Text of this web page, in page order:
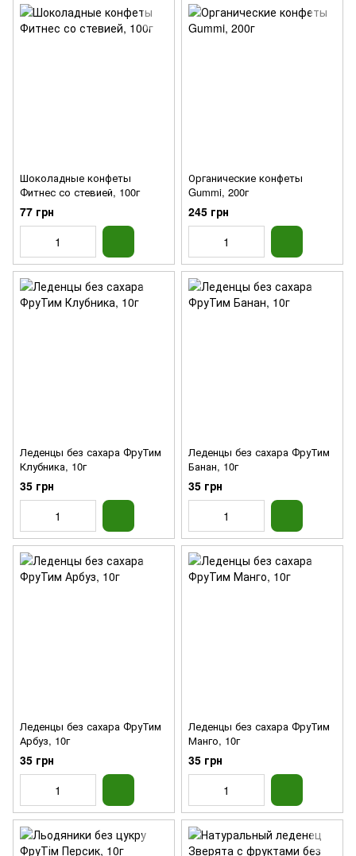
Шоколадные конфеты
Фитнес со стевией, 100г
77 грн
Органические конфеты
Gummi, 200г
245 грн
Леденцы без сахара ФруТим
Клубника, 10г
35 грн
Леденцы без сахара ФруТим
Банан, 10г
35 грн
Леденцы без сахара ФруТим
Арбуз, 10г
35 грн
Леденцы без сахара ФруТим
Манго, 10г
35 грн